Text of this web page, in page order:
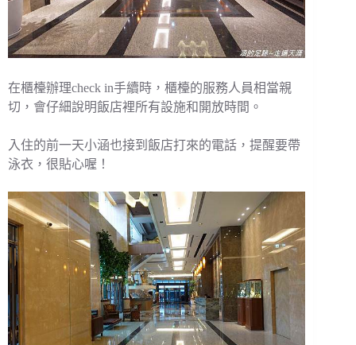
在櫃檯辦理check in手續時，櫃檯的服務人員相當親
切，會仔細說明飯店裡所有設施和開放時間。
入住的前一天小涵也接到飯店打來的電話，提醒要帶
泳衣，很貼心喔！